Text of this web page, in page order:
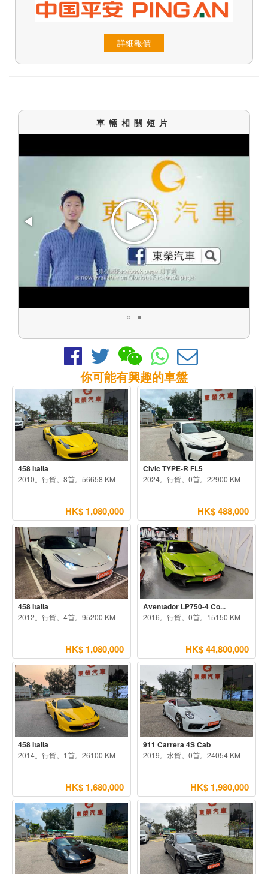
詳細報價
車輛相關短片
你可能有興趣的車盤
458 Italia
2010。行貨。8首。56658 KM
HK$ 1,080,000
Civic TYPE-R FL5
2024。行貨。0首。22900 KM
HK$ 488,000
458 Italia
2012。行貨。4首。95200 KM
HK$ 1,080,000
Aventador LP750-4 Co...
2016。行貨。0首。15150 KM
HK$ 44,800,000
458 Italia
2014。行貨。1首。26100 KM
HK$ 1,680,000
911 Carrera 4S Cab
2019。水貨。0首。24054 KM
HK$ 1,980,000